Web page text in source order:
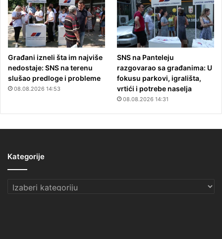
Građani izneli šta im najviše
nedostaje: SNS na terenu
slušao predloge i probleme
08.08.2026 14:53
SNS na Panteleju
razgovarao sa građanima: U
fokusu parkovi, igrališta,
vrtići i potrebe naselja
08.08.2026 14:31
Kategorije
Kategorije